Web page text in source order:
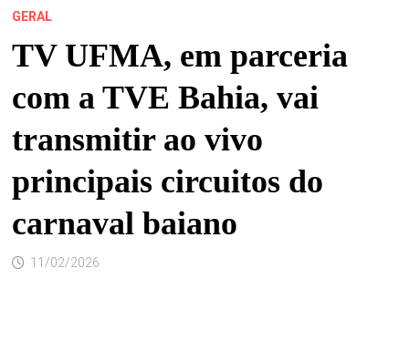
GERAL
TV UFMA, em parceria
com a TVE Bahia, vai
transmitir ao vivo
principais circuitos do
carnaval baiano
11/02/2026